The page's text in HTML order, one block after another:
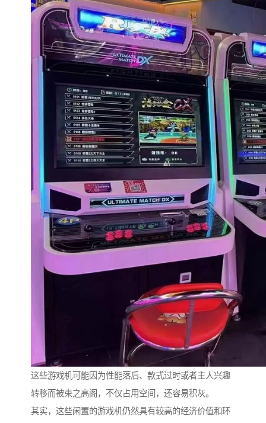
这些游戏机可能因为性能落后、款式过时或者主人兴趣
转移而被束之高阁，不仅占用空间，还容易积灰。
其实，这些闲置的游戏机仍然具有较高的经济价值和环